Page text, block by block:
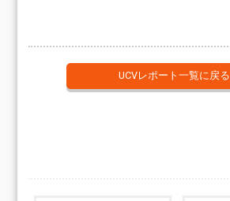
UCVレポート一覧に戻る